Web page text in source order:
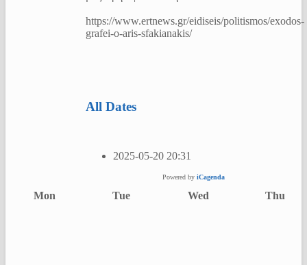
https://www.ertnews.gr/eidiseis/politismos/exodos-
grafei-o-aris-sfakianakis/
All Dates
2025-05-20 20:31
Powered by iCagenda
Mon Tue Wed Thu